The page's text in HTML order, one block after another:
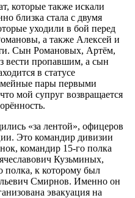
которые также искали
близка стала с двумя
уходили в бой перед
а также Алексей и
Сын Романовых, Артём,
вести пропавшим, а сын
в статусе
пары первыми
мой супруг возвращается
«за лентой», офицеров
Это командир дивизии
командир 15-го полка
Кузьминых,
полка, к которому был
Смирнов. Именно он
эвакуация на